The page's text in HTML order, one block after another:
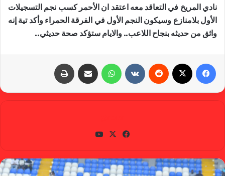
نادي المريخ في التعاقد معه اعتقد ان الأحمر كسب نجم التسجيلات
الأول بلامنازع وسيكون النجم الأول في الفرقة الحمراء وأكد تية إنه
واثق من حديثه بنجاح اللاعب.. والايام ستؤكد صحة حديثي..
واتساب
في
وك
X